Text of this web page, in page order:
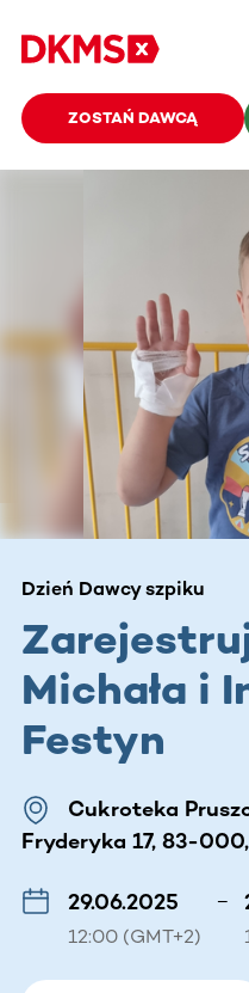
ZOSTAŃ DAWCĄ
Dzień Dawcy szpiku
Michała i
Festyn
Cukroteka
Fryderyka 17, 83-
29.06.2025
12:00 (GMT+2)
–